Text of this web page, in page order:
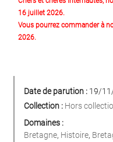
16 juillet 2026.
Vous pourrez commander à
2026.
Date de parution : 19/
Collection : Hors
Domaines :
Bretagne, Histoire,